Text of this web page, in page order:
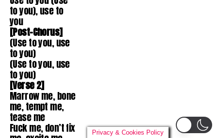
to you), use to
you
[Post-Chorus]
(Use to you, use
to you)
(Use to you, use
to you)
[Verse 2]
Marrow me, bone
me, tempt me,
tease me
Fuck me, don’t fix Privacy & Cookies Policy